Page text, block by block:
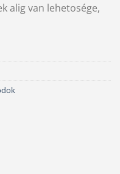
alig van lehetosége,